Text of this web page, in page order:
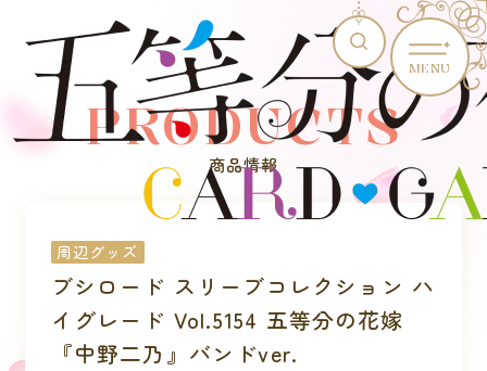
MENU
PRODUCTS
商品情報
周辺グッズ
ブシロード スリーブコレクション ハ
イグレード Vol.5154 五等分の花嫁
『中野二乃』バンドver.